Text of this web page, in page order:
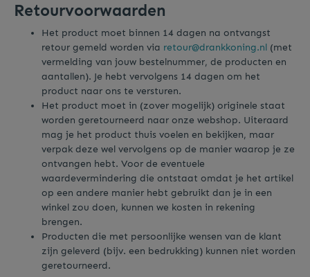
Retourvoorwaarden
Het product moet binnen 14 dagen na ontvangst
retour gemeld worden via retour@drankkoning.nl (met
vermelding van jouw bestelnummer, de producten en
aantallen). Je hebt vervolgens 14 dagen om het
product naar ons te versturen.
Het product moet in (zover mogelijk) originele staat
worden geretourneerd naar onze webshop. Uiteraard
mag je het product thuis voelen en bekijken, maar
verpak deze wel vervolgens op de manier waarop je ze
ontvangen hebt. Voor de eventuele
waardevermindering die ontstaat omdat je het artikel
op een andere manier hebt gebruikt dan je in een
winkel zou doen, kunnen we kosten in rekening
brengen.
Producten die met persoonlijke wensen van de klant
zijn geleverd (bijv. een bedrukking) kunnen niet worden
geretourneerd.